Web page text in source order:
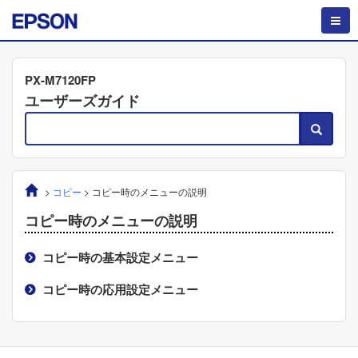
PX-M7120FP
ユーザーズガイド
> コピー > コピー時のメニューの説明
コピー時のメニューの説明
コピー時の基本設定メニュー
コピー時の応用設定メニュー